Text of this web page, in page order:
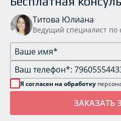
Титова Юлиана
Ведущий специалист по
Я согласен на обработку